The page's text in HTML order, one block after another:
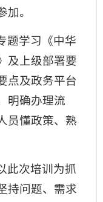
。
题学习《中华
及上级部署要
点及政务平台
明确办理流
员懂政策、熟
此次培训为抓
持问题、需求